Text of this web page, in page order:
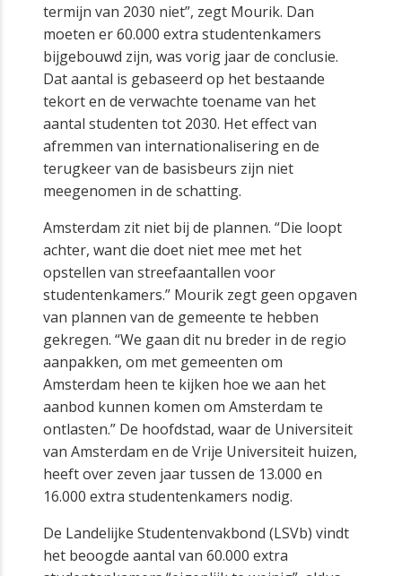
termijn van 2030 niet”, zegt Mourik. Dan
moeten er 60.000 extra studentenkamers
bijgebouwd zijn, was vorig jaar de conclusie.
Dat aantal is gebaseerd op het bestaande
tekort en de verwachte toename van het
aantal studenten tot 2030. Het effect van
afremmen van internationalisering en de
terugkeer van de basisbeurs zijn niet
meegenomen in de schatting.
Amsterdam zit niet bij de plannen. “Die loopt
achter, want die doet niet mee met het
opstellen van streefaantallen voor
studentenkamers.” Mourik zegt geen opgaven
van plannen van de gemeente te hebben
gekregen. “We gaan dit nu breder in de regio
aanpakken, om met gemeenten om
Amsterdam heen te kijken hoe we aan het
aanbod kunnen komen om Amsterdam te
ontlasten.” De hoofdstad, waar de Universiteit
van Amsterdam en de Vrije Universiteit huizen,
heeft over zeven jaar tussen de 13.000 en
16.000 extra studentenkamers nodig.
De Landelijke Studentenvakbond (LSVb) vindt
het beoogde aantal van 60.000 extra